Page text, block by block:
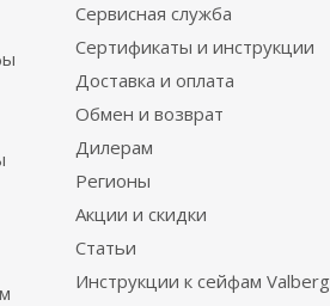
Сервисная служба
Сертификаты и инструкции
Доставка и оплата
Обмен и возврат
Дилерам
Регионы
Акции и скидки
Статьи
Инструкции к сейфам Valberg